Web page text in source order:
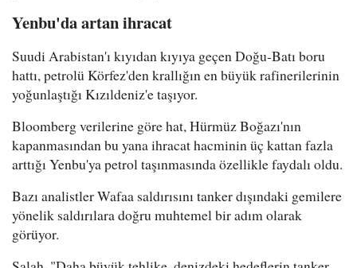
Yenbu'da artan ihracat
Suudi Arabistan'ı kıyıdan kıyıya geçen Doğu-Batı boru
hattı, petrolü Körfez'den krallığın en büyük rafinerilerinin
yoğunlaştığı Kızıldeniz'e taşıyor.
Bloomberg verilerine göre hat, Hürmüz Boğazı'nın
kapanmasından bu yana ihracat hacminin üç kattan fazla
arttığı Yenbu'ya petrol taşınmasında özellikle faydalı oldu.
Bazı analistler Wafaa saldırısını tanker dışındaki gemilere
yönelik saldırılara doğru muhtemel bir adım olarak
görüyor.